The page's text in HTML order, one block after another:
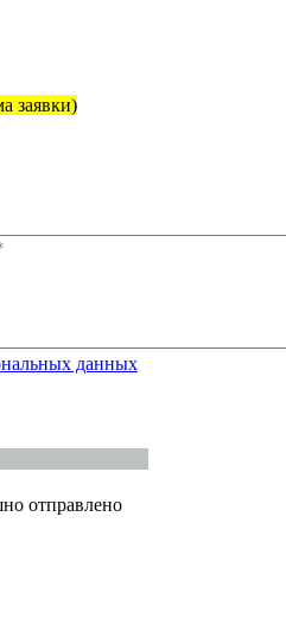
заявки)
данных
отправлено